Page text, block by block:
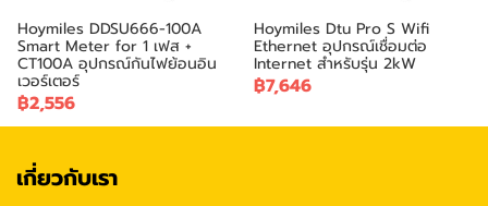
Hoymiles DDSU666-100A
Smart Meter for 1 เฟส +
CT100A อุปกรณ์กันไฟย้อนอิน
เวอร์เตอร์
฿2,556
Hoymiles Dtu Pro S Wifi
Ethernet อุปกรณ์เชื่อมต่อ
Internet สำหรับรุ่น 2kW
฿7,646
เกี่ยวกับเรา